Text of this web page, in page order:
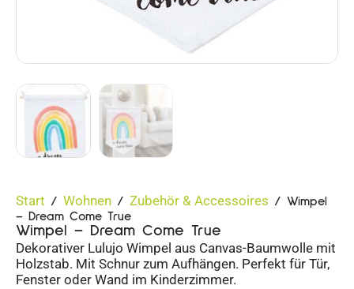
Start / Wohnen / Zubehör & Accessoires / Wimpel
– Dream Come True
Wimpel – Dream Come True
Dekorativer Lulujo Wimpel aus Canvas-Baumwolle mit
Holzstab. Mit Schnur zum Aufhängen. Perfekt für Tür,
Fenster oder Wand im Kinderzimmer.